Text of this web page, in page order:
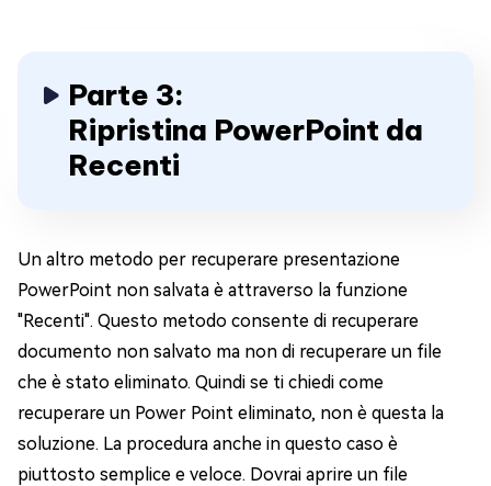
Parte 3:
Ripristina PowerPoint da
Recenti
Un altro metodo per recuperare presentazione
PowerPoint non salvata è attraverso la funzione
"Recenti". Questo metodo consente di recuperare
documento non salvato ma non di recuperare un file
che è stato eliminato. Quindi se ti chiedi come
recuperare un Power Point eliminato, non è questa la
soluzione. La procedura anche in questo caso è
piuttosto semplice e veloce. Dovrai aprire un file